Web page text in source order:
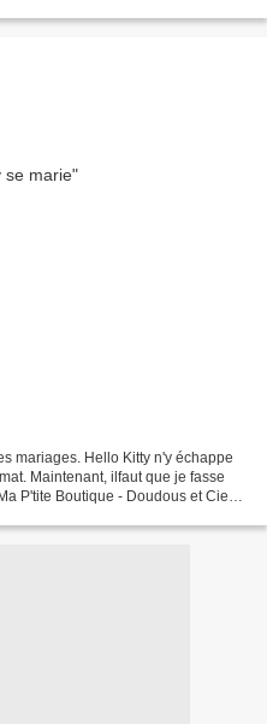
mariages. Hello Kitty n'y échappe
Maintenant, ilfaut que je fasse
P'tite Boutique - Doudous et Cie